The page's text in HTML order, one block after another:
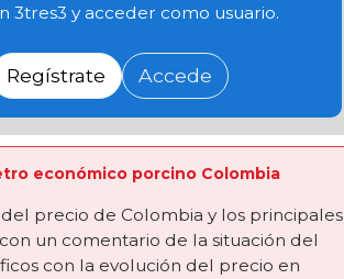
3tres3 y acceder como usuario.
Regístrate Accede
económico porcino Colombia
precio de Colombia y los principales
un comentario de la situación del
con la evolución del precio en